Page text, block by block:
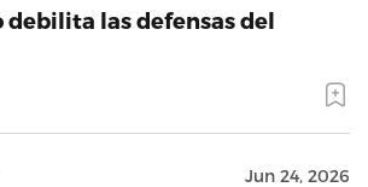
las defensas del
Jun 24, 2026